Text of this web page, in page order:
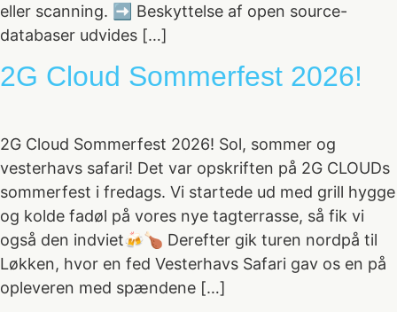
eller scanning. ➡️ Beskyttelse af open source-
databaser udvides […]
2G Cloud Sommerfest 2026!
2G Cloud Sommerfest 2026! Sol, sommer og
vesterhavs safari! Det var opskriften på 2G CLOUDs
sommerfest i fredags. Vi startede ud med grill hygge
og kolde fadøl på vores nye tagterrasse, så fik vi
også den indviet🍻🍗 Derefter gik turen nordpå til
Løkken, hvor en fed Vesterhavs Safari gav os en på
opleveren med spændene […]